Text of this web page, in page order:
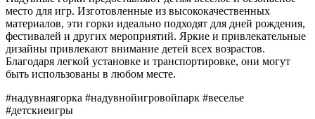
место для игр. Изготовленные из высококачественных
материалов, эти горки идеально подходят для дней рождения,
фестивалей и других мероприятий. Яркие и привлекательные
дизайны привлекают внимание детей всех возрастов.
Благодаря легкой установке и транспортировке, они могут
быть использованы в любом месте.
#надувнаягорка #надувнойигровойпарк #веселье
#детскиеигры